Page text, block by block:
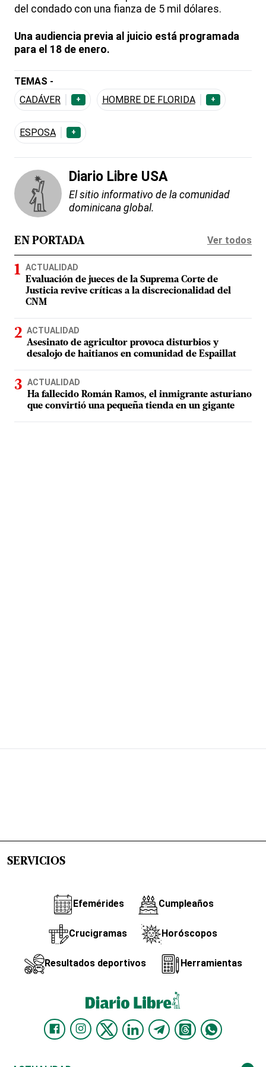
del condado con una fianza de 5 mil dólares.
Una audiencia previa al juicio está programada
para el 18 de enero.
TEMAS -
CADÁVER
+ HOMBRE DE FLORIDA +
ESPOSA +
Diario Libre USA
El sitio informativo de la comunidad
dominicana global.
EN PORTADA Ver todos
ACTUALIDAD
Evaluación de jueces de la Suprema Corte de
Justicia revive críticas a la discrecionalidad del
CNM
ACTUALIDAD
Asesinato de agricultor provoca disturbios y
desalojo de haitianos en comunidad de Espaillat
ACTUALIDAD
Ha fallecido Román Ramos, el inmigrante asturiano
que convirtió una pequeña tienda en un gigante
SERVICIOS
Efemérides Cumpleaños
Crucigramas Horóscopos
Resultados deportivos Herramientas